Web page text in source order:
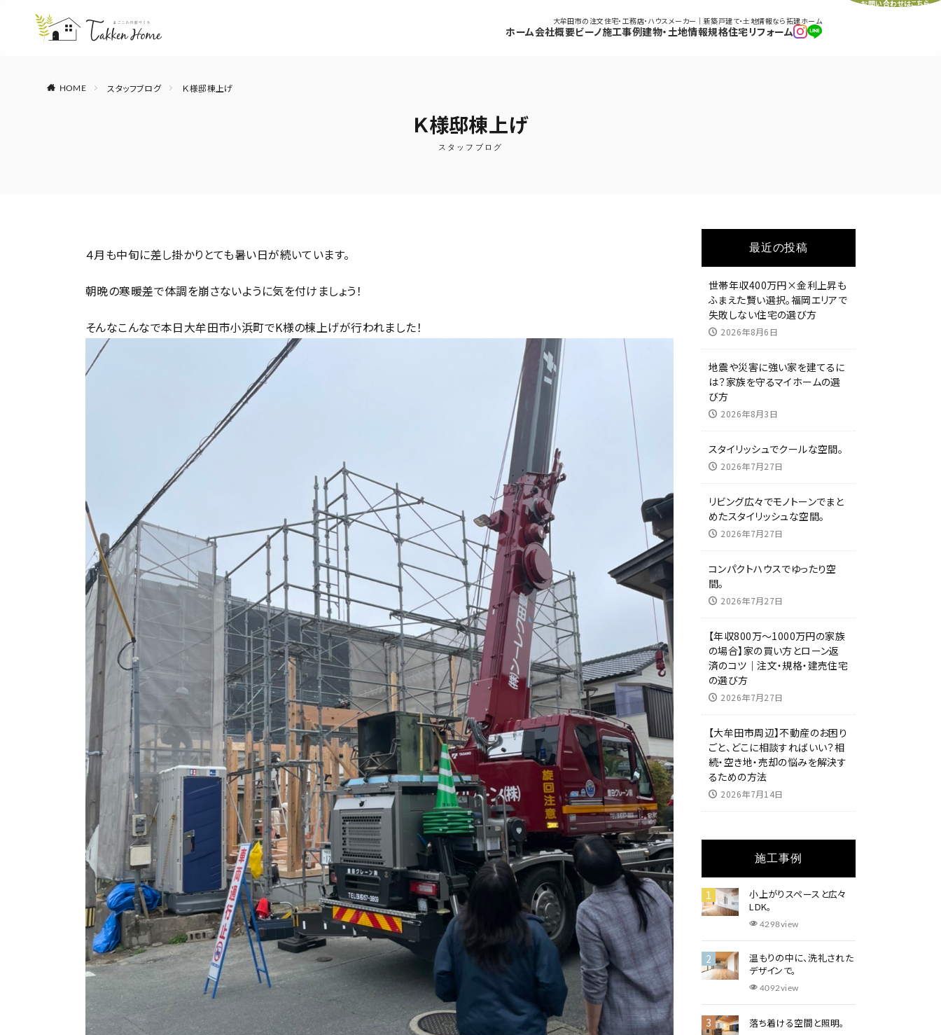
大牟田市の注文住宅・工務店・ハウスメーカー｜新築戸建て・土地情報なら拓建ホーム
ホーム会社概要ビーノ施工事例建物・土地情報規格住宅リフォーム
お問い合わせはこちら
HOME スタッフブログ Ｋ様邸棟上げ
Ｋ様邸棟上げ
スタッフブログ
４月も中旬に差し掛かりとても暑い日が続いています。
朝晩の寒暖差で体調を崩さないように気を付けましょう！
そんなこんなで本日大牟田市小浜町でK様の棟上げが行われました！
最近の投稿
世帯年収400万円×金利上昇も
ふまえた賢い選択。福岡エリアで
失敗しない住宅の選び方
2026年8月6日
地震や災害に強い家を建てるに
は？家族を守るマイホームの選
び方
2026年8月3日
スタイリッシュでクールな空間。
2026年7月27日
リビング広々でモノトーンでまと
めたスタイリッシュな空間。
2026年7月27日
コンパクトハウスでゆったり空
間。
2026年7月27日
【年収800万～1000万円の家族
の場合】家の買い方とローン返
済のコツ｜注文・規格・建売住宅
の選び方
2026年7月27日
【大牟田市周辺】不動産のお困り
ごと、どこに相談すればいい？相
続・空き地・売却の悩みを解決す
るための方法
2026年7月14日
施工事例
小上がりスペースと広々
LDK。
4298view
温もりの中に、洗礼された
デザインで。
4092view
落ち着ける空間と照明。